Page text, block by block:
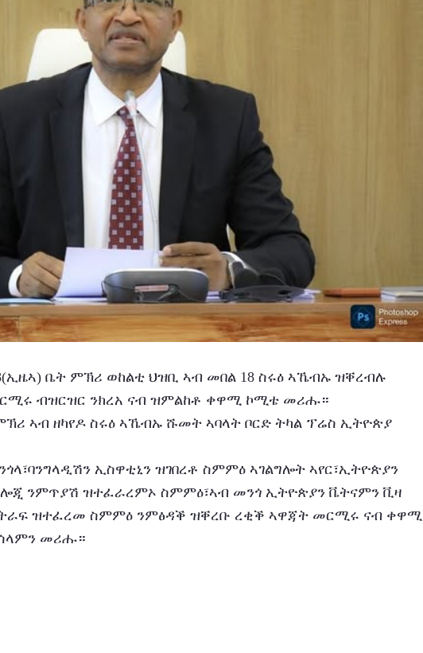
ቤት ምኽሪ ወከልቲ ህዝቢ ኣብ መበል 18 ስሩዕ ኣኼብኡ ዝቐረብሉ
ብዝርዝር ንክረአ ናብ ዝምልከቶ ቀዋሚ ኮሚቴ መሪሑ።
ንምጥያሽ ዝተፈራረምኦ ስምምዕ፣ኣብ መንጎ ኢትዮጵያን ቬትናምን ቪዛ
ዝተፈረመ ስምምዕ ንምፅዳቕ ዝቐረቡ ረቂቕ ኣዋጃት መርሚሩ ናብ ቀዋሚ
መሪሑ።